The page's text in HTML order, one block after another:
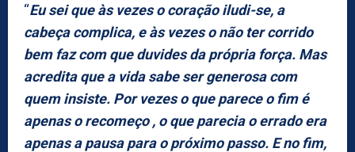
“Eu sei que às vezes o coração iludi-se, a
cabeça complica, e às vezes o não ter corrido
bem faz com que duvides da própria força. Mas
acredita que a vida sabe ser generosa com
quem insiste. Por vezes o que parece o fim é
apenas o recomeço , o que parecia o errado era
apenas a pausa para o próximo passo. E no fim,